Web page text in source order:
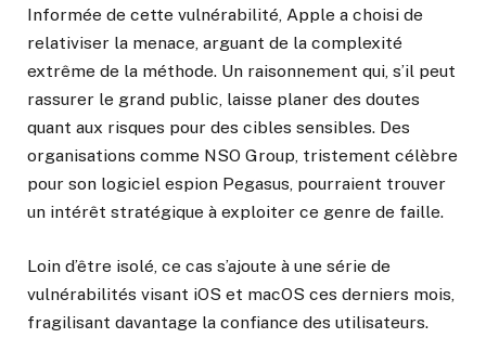
Informée de cette vulnérabilité, Apple a choisi de
relativiser la menace, arguant de la complexité
extrême de la méthode. Un raisonnement qui, s’il peut
rassurer le grand public, laisse planer des doutes
quant aux risques pour des cibles sensibles. Des
organisations comme NSO Group, tristement célèbre
pour son logiciel espion Pegasus, pourraient trouver
un intérêt stratégique à exploiter ce genre de faille.
Loin d’être isolé, ce cas s’ajoute à une série de
vulnérabilités visant iOS et macOS ces derniers mois,
fragilisant davantage la confiance des utilisateurs.